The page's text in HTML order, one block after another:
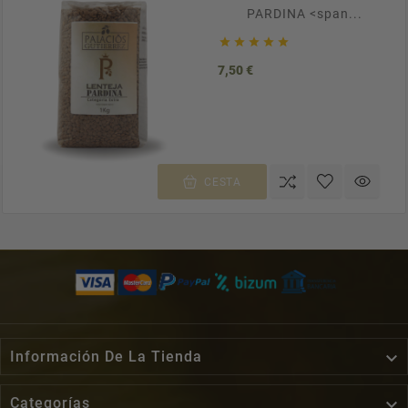
PARDINA <span...
    
7,50 €Precio
CESTA
Información De La Tienda 
Categorías